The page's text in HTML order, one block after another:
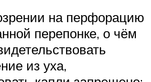
на перфорацию
перепонке, о чём
из уха,